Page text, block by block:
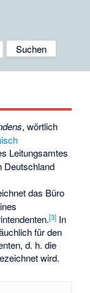
, wörtlich
Leitungsamtes
Deutschland
das Büro
[3] In
für den
d. h. die
wird.